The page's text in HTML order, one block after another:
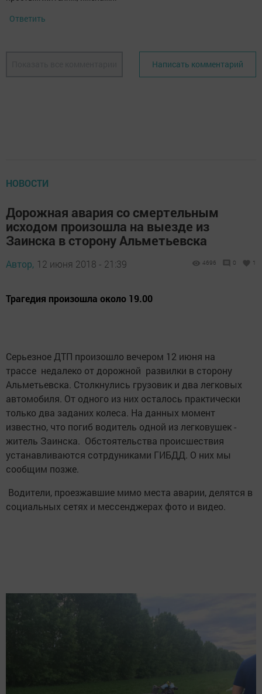
Ответить
Написать комментарий
НОВОСТИ
Дорожная авария со смертельным
исходом произошла на выезде из
Заинска в сторону Альметьевска
Автор, 12 июня 2018 - 21:39 4696 0 1
Трагедия произошла около 19.00
Серьезное ДТП произошло вечером 12 июня на
трассе недалеко от дорожной развилки в сторону
Альметьевска. Столкнулись грузовик и два легковых
автомобиля. От одного из них осталось практически
только два заданих колеса. На данных момент
известно, что погиб водитель одной из легковушек -
житель Заинска. Обстоятельства происшествия
устанавливаются сотрдуниками ГИБДД. О них мы
сообщим позже.
Водители, проезжавшие мимо места аварии, делятся в
социальных сетях и мессенджерах фото и видео.